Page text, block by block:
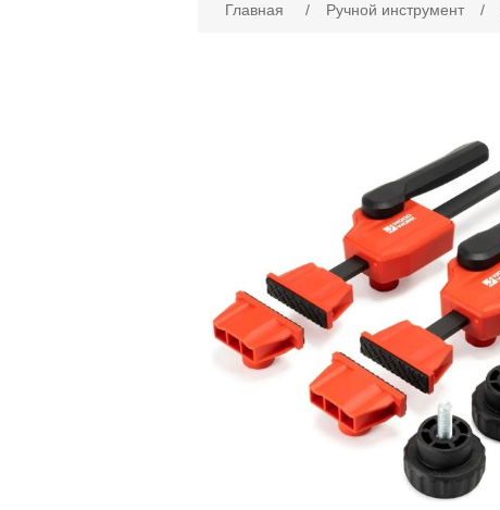
Главная / Ручной инструмент /